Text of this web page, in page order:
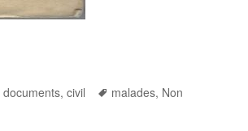
,civil Tags
malades, Non